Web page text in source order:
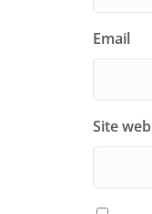
Email
Site web